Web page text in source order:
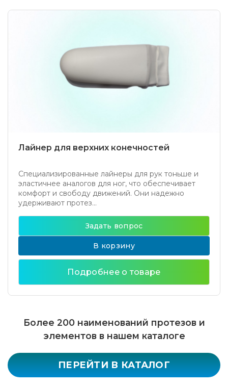
Лайнер для верхних конечностей
Специализированные лайнеры для рук тоньше и
эластичнее аналогов для ног, что обеспечивает
комфорт и свободу движений. Они надежно
удерживают протез...
Задать вопрос
В корзину
Подробнее о товаре
Более 200 наименований протезов и
элементов в нашем каталоге
ПЕРЕЙТИ В КАТАЛОГ